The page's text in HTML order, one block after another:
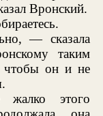
Вронский.
— сказала
таким
чтобы он и не
этого